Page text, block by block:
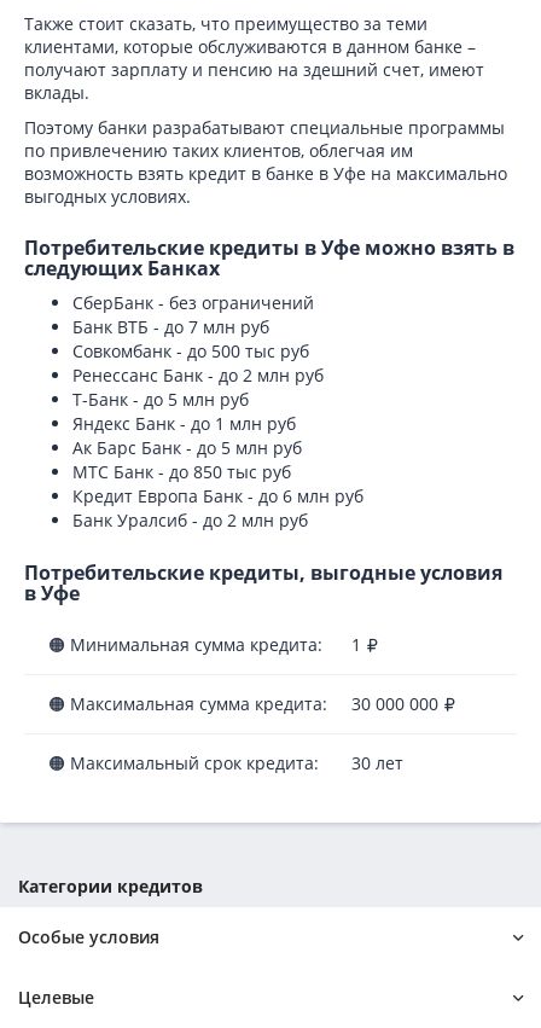
Также стоит сказать, что преимущество за теми
клиентами, которые обслуживаются в данном банке –
получают зарплату и пенсию на здешний счет, имеют
вклады.
Поэтому банки разрабатывают специальные программы
по привлечению таких клиентов, облегчая им
возможность взять кредит в банке в Уфе на максимально
выгодных условиях.
Потребительские кредиты в Уфе можно взять в
следующих Банках
СберБанк - без ограничений
Банк ВТБ - до 7 млн руб
Совкомбанк - до 500 тыс руб
Ренессанс Банк - до 2 млн руб
Т-Банк - до 5 млн руб
Яндекс Банк - до 1 млн руб
Ак Барс Банк - до 5 млн руб
МТС Банк - до 850 тыс руб
Кредит Европа Банк - до 6 млн руб
Банк Уралсиб - до 2 млн руб
Потребительские кредиты, выгодные условия
в Уфе
🟠 Минимальная сумма кредита: 1
🟠 Максимальная сумма кредита: 30 000 000
🟠 Максимальный срок кредита: 30 лет
Категории кредитов
Особые условия
Без справок и поручителей
Самые выгодные
Целевые